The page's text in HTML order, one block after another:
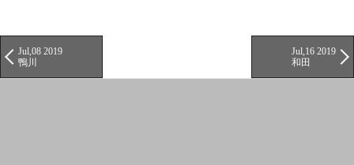
Jul,08 2019
鴨川
Jul,16 2019
和田